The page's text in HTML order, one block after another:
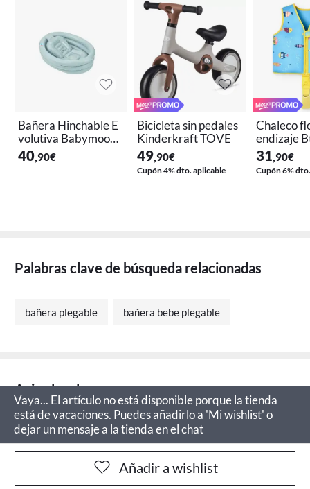
Bañera Hinchable E
volutiva Babymoov
Aqua Dots
40,90€
Bicicleta sin pedales
Kinderkraft TOVE
49,90€
Cupón 4% dto. aplicable
Chaleco
endizaje
s
31,90€
Cupón 6%
Palabras clave de búsqueda relacionadas
bañera plegable bañera bebe plegable
Aviso legal
Vaya... El artículo no está disponible porque la tienda
está de vacaciones. Puedes añadirlo a 'Mi wishlist' o
dejar un mensaje a la tienda en el chat
Añadir a wishlist